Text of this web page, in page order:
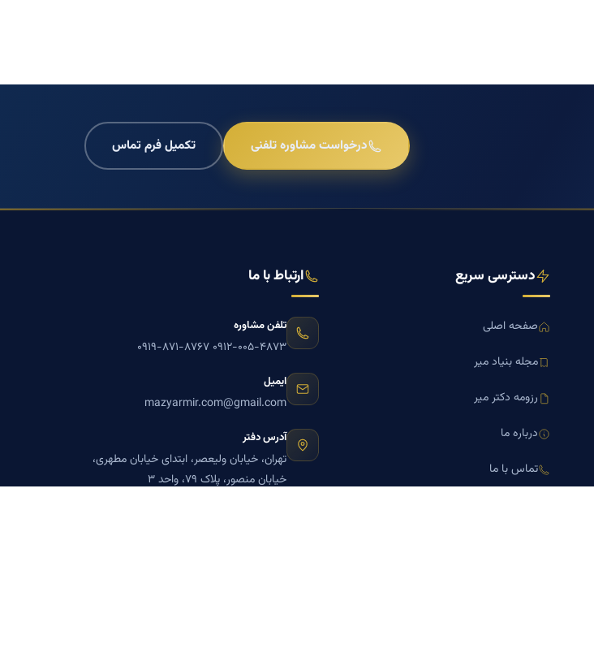
درخواست مشاوره تلفنی تکمیل فرم تماس
دسترسی سریع
صفحه اصلی
مجله بنیاد میر
رزومه دکتر میر
درباره ما
تماس با ما
ارتباط با ما
تلفن مشاوره
۰۹۱۲-۰۰۵-۴۸۷۳ ۰۹۱۹-۸۷۱-۸۷۶۷
ایمیل
mazyarmir.com@gmail.com
آدرس دفتر
تهران، خیابان ولیعصر، ابتدای خیابان مطهری،
خیابان منصور، پلاک ۷۹، واحد ۳